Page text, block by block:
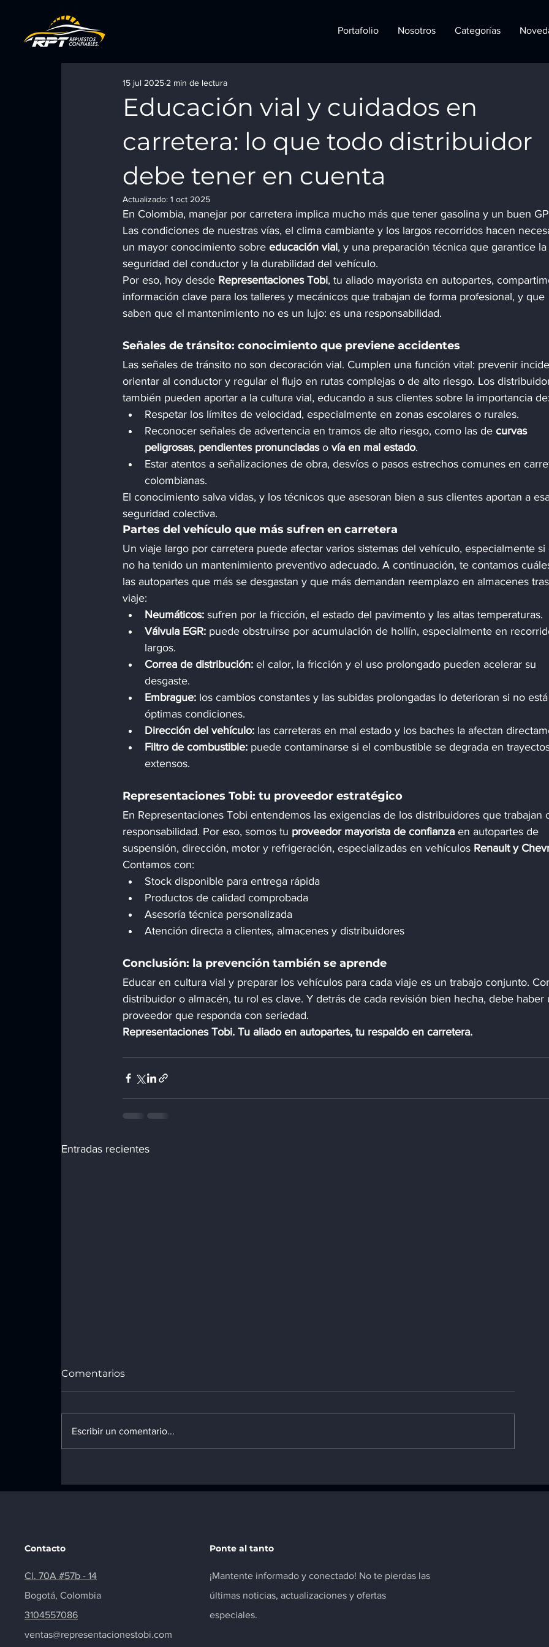
Portafolio Nosotros Categorías
Educación vial y cuidados en
carretera: lo que todo distribuidor
debe tener en cuenta
15 jul 2025 2 min de lectura
Actualizado: 1 oct 2025
En Colombia, manejar por carretera implica mucho más que tener gasolina y un buen
Las condiciones de nuestras vías, el clima cambiante y los largos recorridos hacen
un mayor conocimiento sobre educación vial, y una preparación técnica que garantice la
seguridad del conductor y la durabilidad del vehículo.
Por eso, hoy desde Representaciones Tobi, tu aliado mayorista en autopartes,
información clave para los talleres y mecánicos que trabajan de forma profesional, y que
saben que el mantenimiento no es un lujo: es una responsabilidad.
Señales de tránsito: conocimiento que previene accidentes
Las señales de tránsito no son decoración vial. Cumplen una función vital: prevenir
orientar al conductor y regular el flujo en rutas complejas o de alto riesgo. Los
también pueden aportar a la cultura vial, educando a sus clientes sobre la importancia de:
Respetar los límites de velocidad, especialmente en zonas escolares o rurales.
Reconocer señales de advertencia en tramos de alto riesgo, como las de curvas
peligrosas, pendientes pronunciadas o vía en mal estado.
Estar atentos a señalizaciones de obra, desvíos o pasos estrechos comunes en
colombianas.
El conocimiento salva vidas, y los técnicos que asesoran bien a sus clientes aportan a
seguridad colectiva.
Partes del vehículo que más sufren en carretera
Un viaje largo por carretera puede afectar varios sistemas del vehículo, especialmente si
no ha tenido un mantenimiento preventivo adecuado. A continuación, te contamos
las autopartes que más se desgastan y que más demandan reemplazo en almacenes
viaje:
Neumáticos: sufren por la fricción, el estado del pavimento y las altas temperaturas.
Válvula EGR: puede obstruirse por acumulación de hollín, especialmente en
largos.
Correa de distribución: el calor, la fricción y el uso prolongado pueden acelerar su
desgaste.
Embrague: los cambios constantes y las subidas prolongadas lo deterioran si no
óptimas condiciones.
Dirección del vehículo: las carreteras en mal estado y los baches la afectan
Filtro de combustible: puede contaminarse si el combustible se degrada en
extensos.
Representaciones Tobi: tu proveedor estratégico
En Representaciones Tobi entendemos las exigencias de los distribuidores que trabajan
responsabilidad. Por eso, somos tu proveedor mayorista de confianza en autopartes de
suspensión, dirección, motor y refrigeración, especializadas en vehículos Renault y
Contamos con:
Stock disponible para entrega rápida
Productos de calidad comprobada
Asesoría técnica personalizada
Atención directa a clientes, almacenes y distribuidores
Conclusión: la prevención también se aprende
Educar en cultura vial y preparar los vehículos para cada viaje es un trabajo conjunto.
distribuidor o almacén, tu rol es clave. Y detrás de cada revisión bien hecha, debe haber
proveedor que responda con seriedad.
Representaciones Tobi. Tu aliado en autopartes, tu respaldo en carretera.
Entradas recientes
Los 5 repuestos de
impulsa el rendimiento de
Marca TR
Comentarios
Escribir un comentario...
Contacto
Cl. 70A #57b - 14
Bogotá, Colombia
3104557086
ventas@representacionestobi.com
Ponte al tanto
¡Mantente informado y conectado! No te pierdas las
últimas noticias, actualizaciones y ofertas
especiales.